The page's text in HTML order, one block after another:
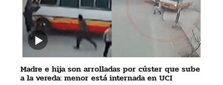
Madre e hija son arrolladas por cúster que sube
a la vereda: menor está internada en UCI